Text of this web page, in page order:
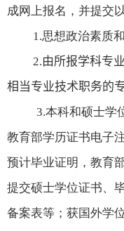
成网上报名，并提交
1.思想政治素质
2.由所报学科专
相当专业技术职务的专
3.本科和硕士学
教育部学历证书电子
预计毕业证明，教育
提交硕士学位证书、
备案表等；获国外学